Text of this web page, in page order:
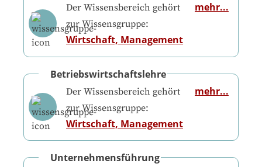
Der Wissensbereich gehört
zur Wissensgruppe:
Wirtschaft, Management
mehr...
Betriebswirtschaftslehre
Der Wissensbereich gehört
zur Wissensgruppe:
Wirtschaft, Management
mehr...
Unternehmensführung